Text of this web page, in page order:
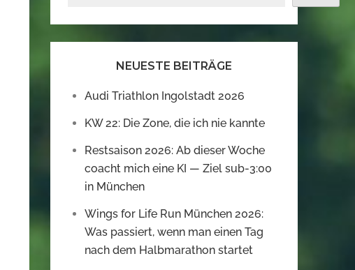
NEUESTE BEITRÄGE
Audi Triathlon Ingolstadt 2026
KW 22: Die Zone, die ich nie kannte
Restsaison 2026: Ab dieser Woche
coacht mich eine KI — Ziel sub-3:00
in München
Wings for Life Run München 2026:
Was passiert, wenn man einen Tag
nach dem Halbmarathon startet